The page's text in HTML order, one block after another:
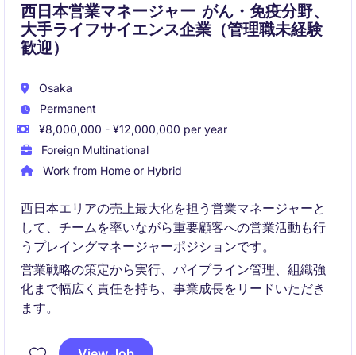
西日本営業マネージャー_がん・免疫分野、
大手ライフサイエンス企業（管理職未経験
歓迎）
Osaka
Permanent
¥8,000,000 - ¥12,000,000 per year
Foreign Multinational
Work from Home or Hybrid
西日本エリアの売上最大化を担う営業マネージャーと
して、チームを率いながら重要顧客への営業活動も行
うプレイングマネージャーポジションです。
営業戦略の策定から実行、パイプライン管理、組織強
化まで幅広く責任を持ち、事業成長をリードいただき
ます。